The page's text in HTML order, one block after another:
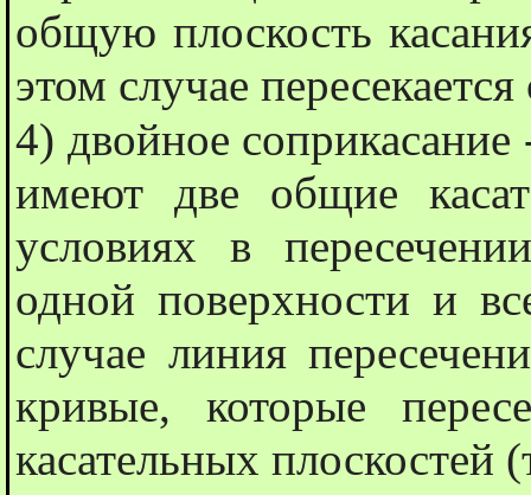
общую плоскость
этом случае
4) двойное
имеют две общие
условиях в
одной поверхности и
случае линия
кривые, которые
касательных